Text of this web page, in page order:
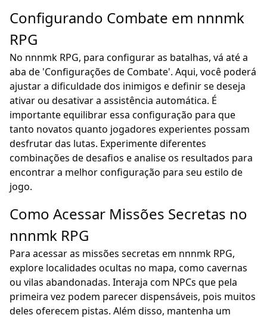
Configurando Combate em nnnmk
RPG
No nnnmk RPG, para configurar as batalhas, vá até a
aba de 'Configurações de Combate'. Aqui, você poderá
ajustar a dificuldade dos inimigos e definir se deseja
ativar ou desativar a assistência automática. É
importante equilibrar essa configuração para que
tanto novatos quanto jogadores experientes possam
desfrutar das lutas. Experimente diferentes
combinações de desafios e analise os resultados para
encontrar a melhor configuração para seu estilo de
jogo.
Como Acessar Missões Secretas no
nnnmk RPG
Para acessar as missões secretas em nnnmk RPG,
explore localidades ocultas no mapa, como cavernas
ou vilas abandonadas. Interaja com NPCs que pela
primeira vez podem parecer dispensáveis, pois muitos
deles oferecem pistas. Além disso, mantenha um